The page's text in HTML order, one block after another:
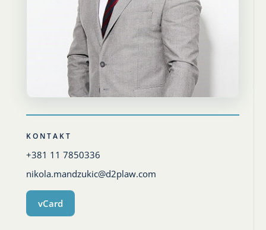
Kontakt
KONTAKT
+381 11 7850336
nikola.mandzukic@d2plaw.com
vCard